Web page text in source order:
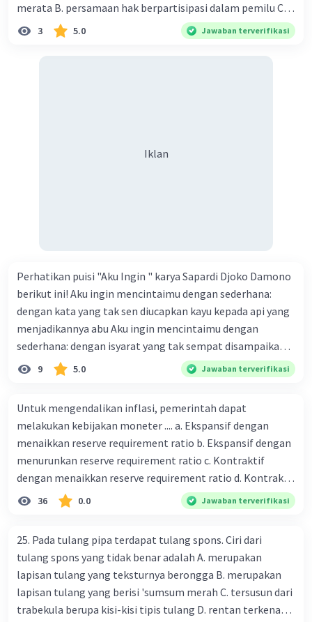
merata B. persamaan hak berpartisipasi dalam pemilu C.
menghargai pendapat orang lain D. menerapkan hukum
secara adil E. merendahkan status orang lain
3 5.0 Jawaban terverifikasi
Iklan
Perhatikan puisi "Aku Ingin " karya Sapardi Djoko Damono
berikut ini! Aku ingin mencintaimu dengan sederhana:
dengan kata yang tak sen diucapkan kayu kepada api yang
menjadikannya abu Aku ingin mencintaimu dengan
sederhana: dengan isyarat yang tak sempat disampaikan
awan kepada hujan yang menjadikannya tiada Penyair
mencintai seseorang dengan setulus hat dan dengan cara
keserhanaan dan kesetiaan, bahwa kesederhanaan
menciptakan kesetiaan yang begitu berarti dengan
mencintai yang tak mengharapkan imbalan. Hal ini
dibuktikan dengan pemilihan diksi pada larik.... A. Dengan
kata yang tak sempat diucapkan kayu kepar'a api yang
menjadikannya abu. B. dengan isyarat yang tak sempat
sederhana dengan kata D. dengan kata yang tak sempat
diucapkan E. Awan kepada hujan yang menjadikannya tiada
9 5.0 Jawaban terverifikasi
Untuk mengendalikan inflasi, pemerintah dapat
melakukan kebijakan moneter .... a. Ekspansif dengan
menaikkan reserve requirement ratio b. Ekspansif dengan
menurunkan reserve requirement ratio c. Kontraktif
dengan menaikkan reserve requirement ratio d. Kontraktif
dengan menurunkan reserve requirement ratio e.
Ekspansif dengan menaikkan tingkat diskonto Bila Bank
ceteris paribus maka .... a. Menimbulkan inflasi di mana
bentuk kurva jumlah uang beredar (penawaran uang) naik
dari kiri bawah ke kanan atas b. Menimbulkan deflasi di
mana bentuk kurva jumlah uang beredar (penawaran
uang) naik dari kiri bawah ke kanan atas c. Tingkat bunga
36 0.0 Jawaban terverifikasi
25. Pada tulang pipa terdapat tulang spons. Ciri dari
tulang spons yang tidak benar adalah A. merupakan
lapisan tulang yang teksturnya berongga B. merupakan
lapisan tulang yang berisi 'sumsum merah C. tersusun dari
trabekula berupa kisi-kisi tipis tulang D. rentan terkena